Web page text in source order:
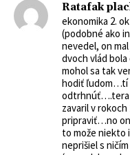
Ratafak
ekonomika 2.
(podobné ako
nevedel, on
dvoch vlád
mohol sa tak
hodiť ľudom…tí
zavaril v rokoch
pripraviť…no on
to može niekto
neprišiel s